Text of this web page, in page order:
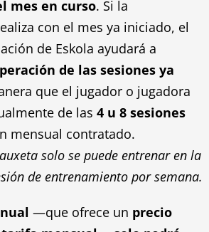
mes en curso. Si la
con el mes ya iniciado, el
de Eskola ayudará a
de las sesiones ya
que el jugador o jugadora
de las 4 u 8 sesiones
mensual contratado.
solo se puede entrenar en la
de entrenamiento por semana.
—que ofrece un precio